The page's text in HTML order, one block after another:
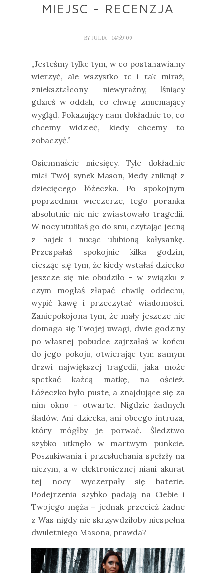
MIEJSC - RECENZJA
BY JULIA - 14:59:00
„Jesteśmy tylko tym, w co postanawiamy
wierzyć, ale wszystko to i tak miraż,
zniekształcony, niewyraźny, lśniący
gdzieś w oddali, co chwilę zmieniający
wygląd. Pokazujący nam dokładnie to, co
chcemy widzieć, kiedy chcemy to
zobaczyć.”
Osiemnaście miesięcy. Tyle dokładnie
miał Twój synek Mason, kiedy zniknął z
dziecięcego łóżeczka. Po spokojnym
poprzednim wieczorze, tego poranka
absolutnie nic nie zwiastowało tragedii.
W nocy utuliłaś go do snu, czytając jedną
z bajek i nucąc ulubioną kołysankę.
Przespałaś spokojnie kilka godzin,
ciesząc się tym, że kiedy wstałaś dziecko
jeszcze się nie obudziło – w związku z
czym mogłaś złapać chwilę oddechu,
wypić kawę i przeczytać wiadomości.
Zaniepokojona tym, że mały jeszcze nie
domaga się Twojej uwagi, dwie godziny
po własnej pobudce zajrzałaś w końcu
do jego pokoju, otwierając tym samym
drzwi największej tragedii, jaka może
spotkać każdą matkę, na oścież.
Łóżeczko było puste, a znajdujące się za
nim okno – otwarte. Nigdzie żadnych
śladów. Ani dziecka, ani obcego intruza,
który mógłby je porwać. Śledztwo
szybko utknęło w martwym punkcie.
Poszukiwania i przesłuchania spełzły na
niczym, a w elektronicznej niani akurat
tej nocy wyczerpały się baterie.
Podejrzenia szybko padają na Ciebie i
Twojego męża – jednak przecież żadne
z Was nigdy nie skrzywdziłoby niespełna
dwuletniego Masona, prawda?